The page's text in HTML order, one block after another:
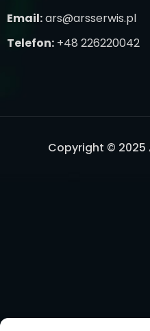
Email:ars@arsserwis.pl
Telefon: +48 226220042
Copyright © 2025